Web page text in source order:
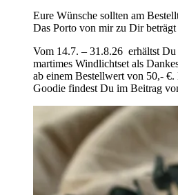
Eure Wünsche sollten am
Das Porto von mir zu Dir beträgt
Vom 14.7. – 31.8.26 erhältst
martimes Windlichtset als
ab einem Bestellwert von 50,-
Goodie findest Du im Beitrag